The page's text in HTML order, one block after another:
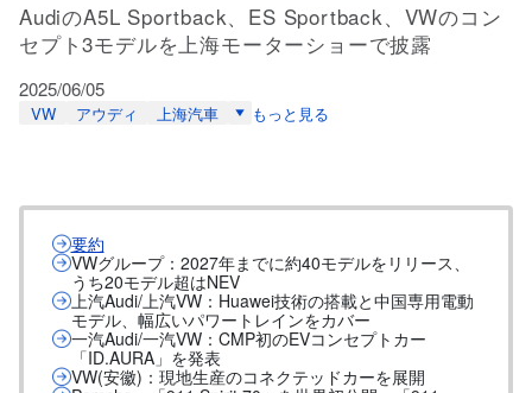
AudiのA5L Sportback、ES Sportback、VWのコン
セプト3モデルを上海モーターショーで披露
2025/06/05
VW アウディ 上海汽車 もっと見る
要約
VWグループ：2027年までに約40モデルをリリース、
うち20モデル超はNEV
上汽Audi/上汽VW：Huawei技術の搭載と中国専用電動
モデル、幅広いパワートレインをカバー
一汽Audi/一汽VW：CMP初のEVコンセプトカー
「ID.AURA」を発表
VW(安徽)：現地生産のコネクテッドカーを展開